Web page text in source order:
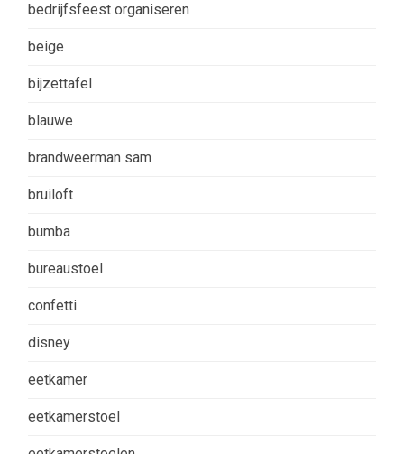
bedrijfsfeest organiseren
beige
bijzettafel
blauwe
brandweerman sam
bruiloft
bumba
bureaustoel
confetti
disney
eetkamer
eetkamerstoel